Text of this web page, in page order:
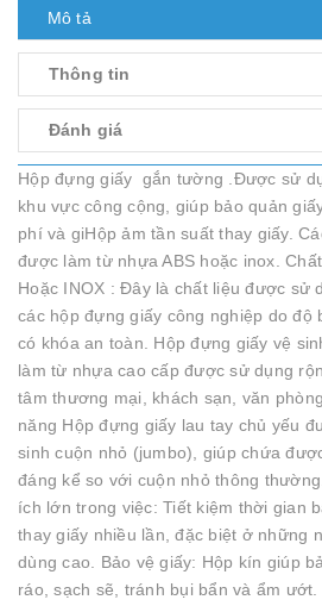
Mô tả
Thông tin
Đánh giá
Hộp đựng giấy gắn tường .Được sử
khu vực công cộng, giúp bảo quản
phí và giHộp ảm tần suất thay giấy.
được làm từ nhựa ABS hoặc inox.
Hoặc INOX : Đây là chất liệu được sử
các hộp đựng giấy công nghiệp do độ
có khóa an toàn. Hộp đựng giấy vệ
làm từ nhựa cao cấp được sử dụng
tâm thương mại, khách sạn, văn
năng Hộp đựng giấy lau tay chủ yếu
sinh cuộn nhỏ (jumbo), giúp chứa
đáng kể so với cuộn nhỏ thông
ích lớn trong việc: Tiết kiệm thời gian
thay giấy nhiều lần, đặc biệt ở những
dùng cao. Bảo vệ giấy: Hộp kín giúp
ráo, sạch sẽ, tránh bụi bẩn và ẩm